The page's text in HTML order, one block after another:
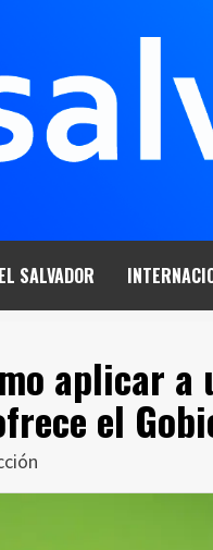
EL SALVADOR
aplicar
el